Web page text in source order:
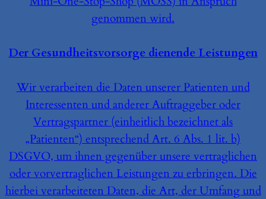
genommen wird.
Der Gesundheitsvorsorge dienende Leistungen
Wir verarbeiten die Daten unserer Patienten und
Interessenten und anderer Auftraggeber oder
Vertragspartner (einheitlich bezeichnet als
„Patienten“) entsprechend Art. 6 Abs. 1 lit. b)
DSGVO, um ihnen gegenüber unsere vertraglichen
oder vorvertraglichen Leistungen zu erbringen. Die
hierbei verarbeiteten Daten, die Art, der Umfang und